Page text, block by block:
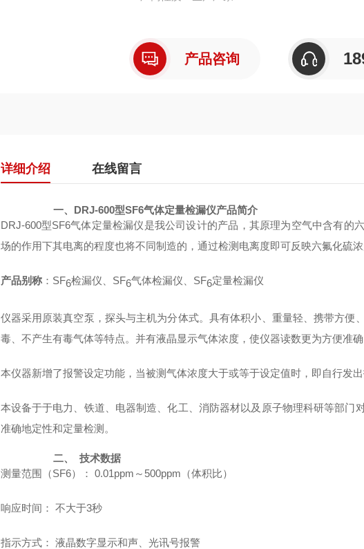
产品咨询
详细介绍 在线留言
一、 DRJ-600型SF6气体定量检漏仪产品简介
DRJ-600型SF6气体定量检漏仪是我公司设计的产品，其原理为空气中含有的
场的作用下其电离的程度也将不同制造的，通过检测电离度即可反映六氟化硫浓
产品别称：SF6检漏仪、SF6气体检漏仪、SF6定量检漏仪
仪器采用原装真空泵，探头与主机为分体式。具有体积小、重量轻、携带方便
毒、不产生有毒气体等特点。并有液晶显示气体浓度，使仪器读数更为方便准确
本仪器新增了报警设定功能，当被测气体浓度大于或等于设定值时，即自行发出
本设备于于电力、铁道、电器制造、化工、消防器材以及原子物理科研等部门
准确地定性和定量检测。
二、
技术数据
测量范围（SF6）： 0.01ppm～500ppm（体积比）
响应时间： 不大于3秒
指示方式： 液晶数字显示和声、光讯号报警